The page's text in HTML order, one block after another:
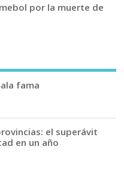
por la muerte de
fama
el superávit
en un año